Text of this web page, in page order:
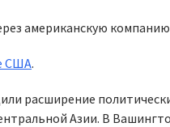
США.
расширение
Азии. В